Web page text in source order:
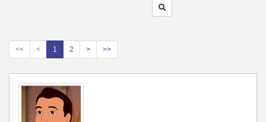
<< < 1 2 > >>